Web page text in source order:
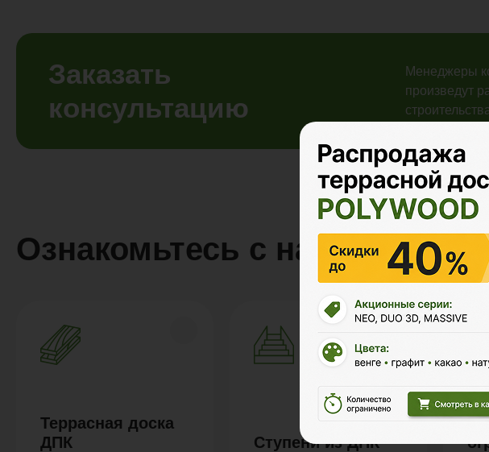
Заказать
консультацию
Менеджеры
произведут
Ознакомьтесь с нашей
Террасная доска
ДПК
Ступени из ДПК